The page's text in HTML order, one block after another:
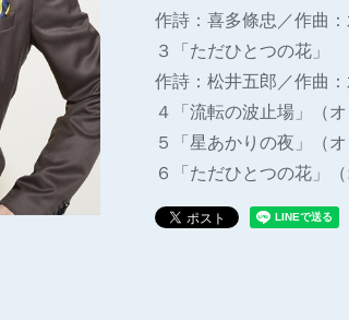
作詩：喜多條忠／作曲
３「ただひとつの花」
作詩：松井五郎／作曲
４「流転の波止場」（
５「星あかりの夜」（
６「ただひとつの花」